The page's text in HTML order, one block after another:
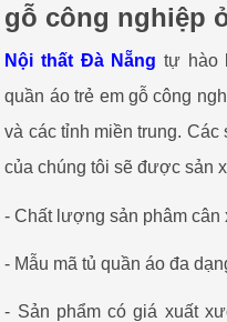
gỗ công nghiệp
Nội thất Đà Nẵng tự hào
quần áo trẻ em gỗ công
và các tỉnh miền trung.
của chúng tôi sẽ được sản
- Chất lượng sản phâm
- Mẫu mã tủ quần áo đa
- Sản phẩm có giá xuất